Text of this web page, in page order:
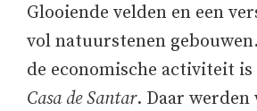
Glooiende velden en een
vol natuurstenen
de economische activiteit
Casa de Santar. Daar werden